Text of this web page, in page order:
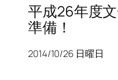
平成26年度
準備！
2014/10/26 日曜日